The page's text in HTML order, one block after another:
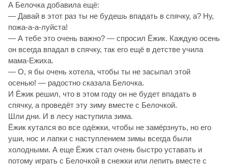
А Белочка добавила ещё:
— Давай в этот раз ты не будешь впадать в спячку, а? Ну,
пожа-а-а-луйста!
— А тебе это очень важно? — спросил Ёжик. Каждую осень
он всегда впадал в спячку, так его ещё в детстве учила
мама-Ежиха.
— О, я бы очень хотела, чтобы ты не засыпал этой
осенью! — радостно сказала Белочка.
И Ёжик решил, что в этом году он не будет впадать в
спячку, а проведёт эту зиму вместе с Белочкой.
Шли дни. И в лесу наступила зима.
Ёжик кутался во все одёжки, чтобы не замёрзнуть, но его
уши, нос и лапки с наступлением зимы всегда были
холодными. А еще Ёжик стал очень быстро уставать и
потому играть с Белочкой в снежки или лепить вместе с